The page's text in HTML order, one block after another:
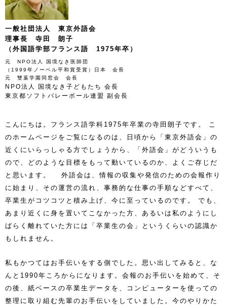
一般社団法人 東京外語会
理事長 寺田 朗子
（外国語学部フランス語 1975年卒）
元 NPO法人 国境なき医師団
（1999年ノーベル平和賞受賞）日本 会長
元 雙葉学園同窓会 会長
NPO法人 国境なき子どもたち 会長
東京都ソフトバレーボール連盟 副会長
こんにちは。フランス語学科1975年卒業の寺田朗子です。 こ
のホームページをご覧になるのは、日頃から「東京外語会」の
近くにいらっしゃる方でしょうから、「外語会」がどういうも
ので、どのような目標をもって動いているのか、よくご存じだ
と思います。 外語会は、情報の収集や発信のための会報作り
に始まり、その運営の流れ、事務的な仕事の手順などすべて、
卒業生がコツコツと積み上げ、今に至っているのです。 でも、
あまり近くに身を置いてこなかった方、あるいは私のようにし
ばらく離れていた方には「卒業生の会」というくらいの認識か
もしれません。
私もかつてはお手伝いをする側でした。思い出してみると、な
んと1990年ころからになります。会報のお手伝いを始めて、そ
の後、紙ベースの卒業生データを、コンピューターを使っての
整理に取り組む先輩のお手伝いをしていました。今のやりかた